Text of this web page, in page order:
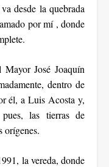
desde la quebrada
por mí , donde
José Joaquín
dentro de
él, a Luis Acosta y,
las tierras de
orígenes.
la vereda, donde